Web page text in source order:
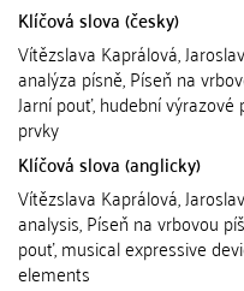
Klíčová slova (česky)
Vítězslava Kaprálová,
analýza písně, Píseň na
Jarní pouť, hudební
prvky
Klíčová slova (anglicky)
Vítězslava Kaprálová,
analysis, Píseň na vrbovou
pouť, musical expressive
elements